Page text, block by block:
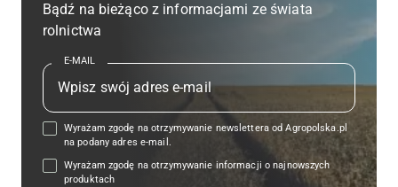
Bądź na bieżąco z informacjami ze świata
rolnictwa
E-MAIL
Wyrażam zgodę na otrzymywanie newslettera od Agropolska.pl
na podany adres e-mail.
Wyrażam zgodę na otrzymywanie informacji o najnowszych
produktach